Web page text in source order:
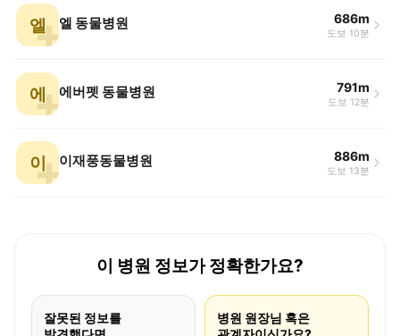
엘 엘 동물병원 686m
도보 10분
에 에버펫 동물병원 791m
도보 12분
이 이재풍동물병원 886m
도보 13분
이 병원 정보가 정확한가요?
잘못된 정보를
병원 원장님 혹은